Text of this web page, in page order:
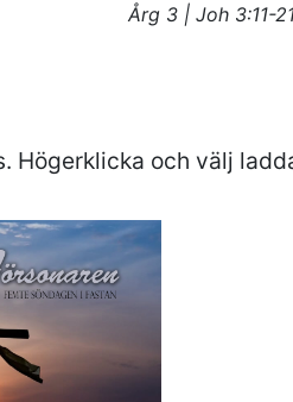
Årg 3 | Joh 3:11-
Högerklicka och välj